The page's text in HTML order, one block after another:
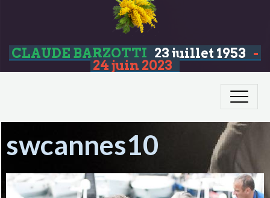
CLAUDE BARZOTTI 23 juillet 1953 -
24 juin 2023
swcannes10